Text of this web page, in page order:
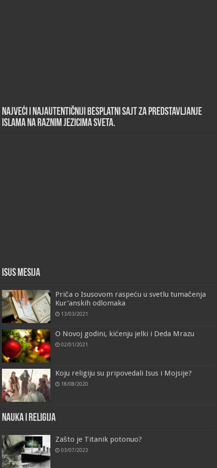
Najveći i najautentičniji besplatni sajt za predstavljanje
islama na raznim jezicima sveta.
Isus Mesija
Priča o Isusovom raspeću u svetlu tumačenja
Kur’anskih odlomaka
13/03/2021
O Novoj godini, kićenju jelki i Deda Mrazu
02/01/2021
Koju religiju su pripovedali Isus i Mojsije?
18/08/2020
Nauka i religija
Zašto je Titanik potonuo?
03/07/2023